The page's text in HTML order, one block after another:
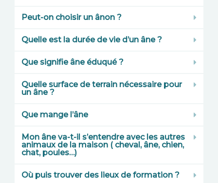
Peut-on choisir un ânon ?
Quelle est la durée de vie d’un âne ?
Que signifie âne éduqué ?
Quelle surface de terrain nécessaire pour
un âne ?
Que mange l’âne
Mon âne va-t-il s’entendre avec les autres
animaux de la maison ( cheval, âne, chien,
chat, poules…)
Où puis trouver des lieux de formation ?